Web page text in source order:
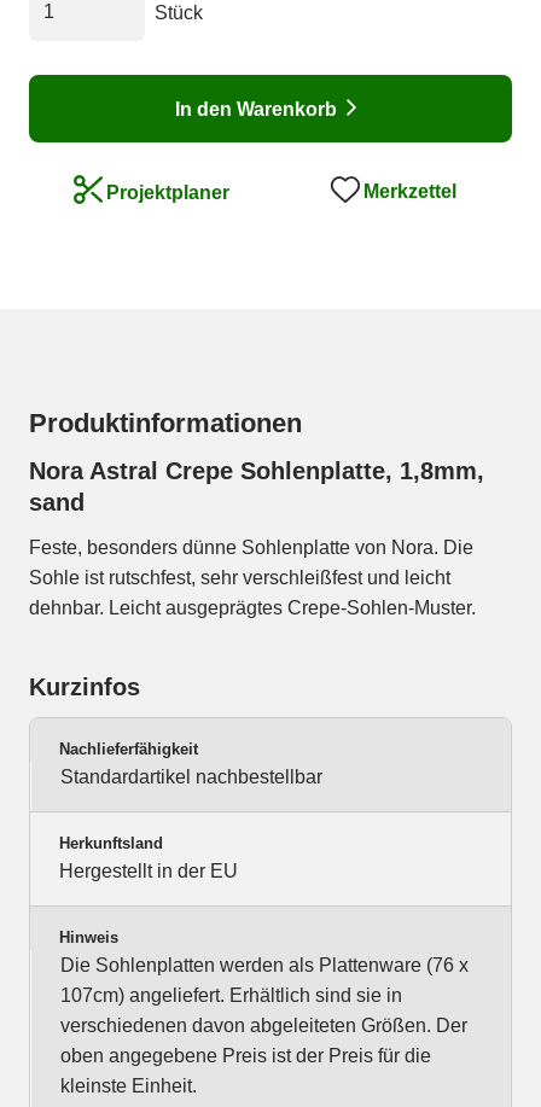
Stück
In den Warenkorb
Projektplaner Merkzettel
Produktinformationen
Nora Astral Crepe Sohlenplatte, 1,8mm,
sand
Feste, besonders dünne Sohlenplatte von Nora. Die
Sohle ist rutschfest, sehr verschleißfest und leicht
dehnbar. Leicht ausgeprägtes Crepe-Sohlen-Muster.
Kurzinfos
Nachlieferfähigkeit
Standardartikel nachbestellbar
Herkunftsland
Hergestellt in der EU
Hinweis
Die Sohlenplatten werden als Plattenware (76 x
107cm) angeliefert. Erhältlich sind sie in
verschiedenen davon abgeleiteten Größen. Der
oben angegebene Preis ist der Preis für die
kleinste Einheit.